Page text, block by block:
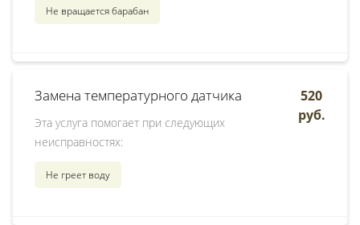
Не вращается барабан
Замена температурного датчика
Эта услуга помогает при следующих
неисправностях:
Не греет воду
520
руб.